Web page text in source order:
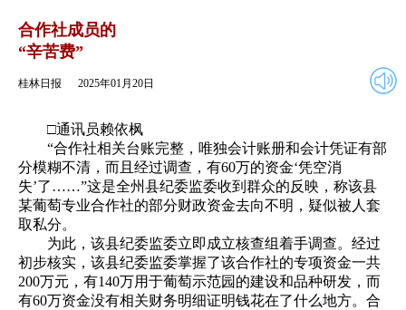
合作社成员的
“辛苦费”
桂林日报 2025年01月20日
□通讯员赖依枫
“合作社相关台账完整，唯独会计账册和会计凭证有部
分模糊不清，而且经过调查，有60万的资金‘凭空消
失’了……”这是全州县纪委监委收到群众的反映，称该县
某葡萄专业合作社的部分财政资金去向不明，疑似被人套
取私分。
为此，该县纪委监委立即成立核查组着手调查。经过
初步核实，该县纪委监委掌握了该合作社的专项资金一共
200万元，有140万用于葡萄示范园的建设和品种研发，而
有60万资金没有相关财务明细证明钱花在了什么地方。合